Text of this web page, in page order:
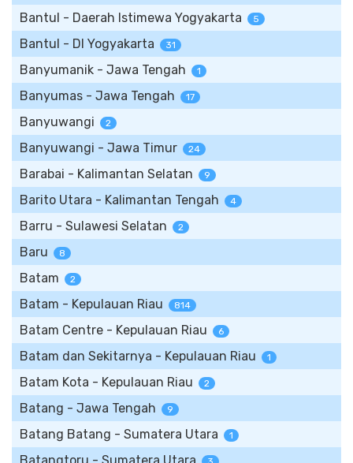
Bantul - Daerah Istimewa Yogyakarta 5
Bantul - DI Yogyakarta 31
Banyumanik - Jawa Tengah 1
Banyumas - Jawa Tengah 17
Banyuwangi 2
Banyuwangi - Jawa Timur 24
Barabai - Kalimantan Selatan 9
Barito Utara - Kalimantan Tengah 4
Barru - Sulawesi Selatan 2
Baru 8
Batam 2
Batam - Kepulauan Riau 814
Batam Centre - Kepulauan Riau 6
Batam dan Sekitarnya - Kepulauan Riau 1
Batam Kota - Kepulauan Riau 2
Batang - Jawa Tengah 9
Batang Batang - Sumatera Utara 1